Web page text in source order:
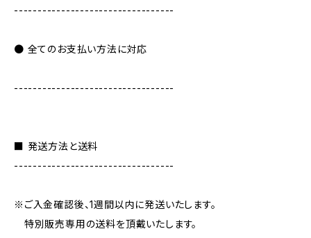
----------------------------------
● 全てのお支払い方法に対応
----------------------------------
■ 発送方法と送料
----------------------------------
※ご入金確認後、1週間以内に発送いたします。
特別販売専用の送料を頂戴いたします。